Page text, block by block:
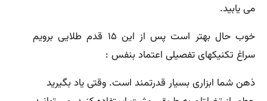
می یابید.
خوب حال بهتر است پس از این ۱۵ قدم طلایی برویم
سراغ تکنیکهای تفصیلی اعتماد بنفس :
ذهن شما ابزاری بسیار قدرتمند است. وقتی یاد بگیرید